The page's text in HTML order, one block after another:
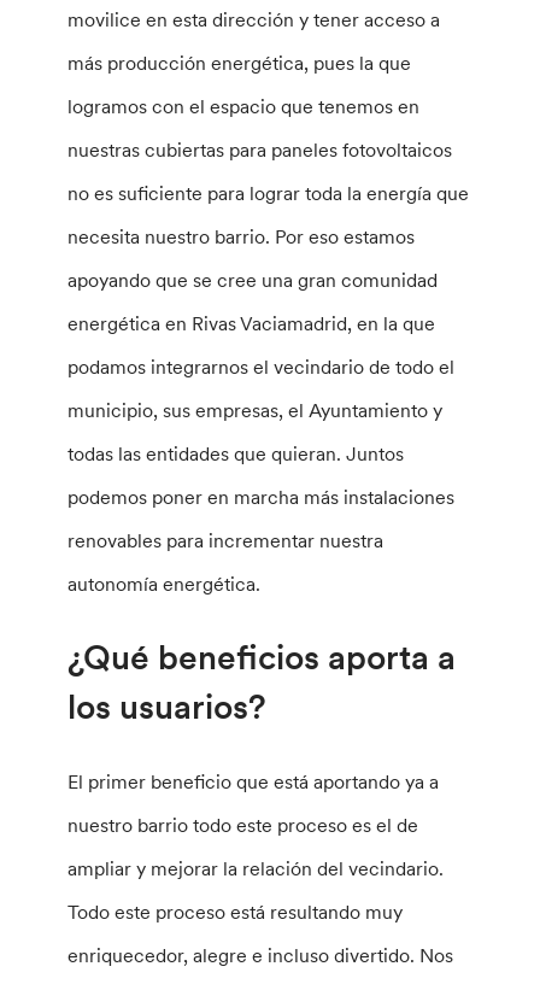
movilice en esta dirección y tener acceso a
más producción energética, pues la que
logramos con el espacio que tenemos en
nuestras cubiertas para paneles fotovoltaicos
no es suficiente para lograr toda la energía que
necesita nuestro barrio. Por eso estamos
apoyando que se cree una gran comunidad
energética en Rivas Vaciamadrid, en la que
podamos integrarnos el vecindario de todo el
municipio, sus empresas, el Ayuntamiento y
todas las entidades que quieran. Juntos
podemos poner en marcha más instalaciones
renovables para incrementar nuestra
autonomía energética.
¿Qué beneficios aporta a
los usuarios?
El primer beneficio que está aportando ya a
nuestro barrio todo este proceso es el de
ampliar y mejorar la relación del vecindario.
Todo este proceso está resultando muy
enriquecedor, alegre e incluso divertido. Nos